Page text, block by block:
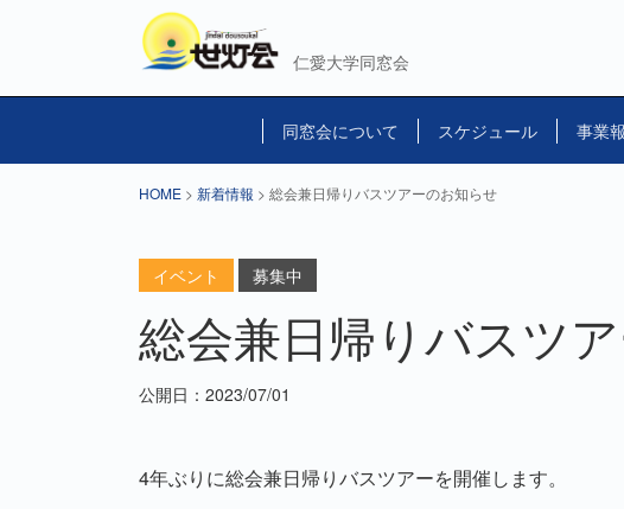
仁愛大学同窓会
同窓会について スケジュール 事業
HOME > 新着情報 > 総会兼日帰りバスツアーのお知らせ
イベント 募集中
総会兼日帰りバスツ
公開日：2023/07/01
4年ぶりに総会兼日帰りバスツアーを開催します。